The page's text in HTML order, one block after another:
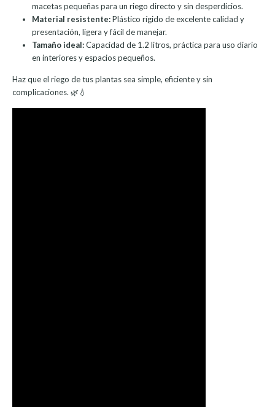
macetas pequeñas para un riego directo y sin desperdicios.
Material resistente:Plástico rígido de excelente calidad y
presentación, ligera y fácil de manejar.
Tamaño ideal:Capacidad de 1.2 litros, práctica para uso diario
en interiores y espacios pequeños.
Haz que el riego de tus plantas sea simple, eficiente y sin
complicaciones. 🌿💧